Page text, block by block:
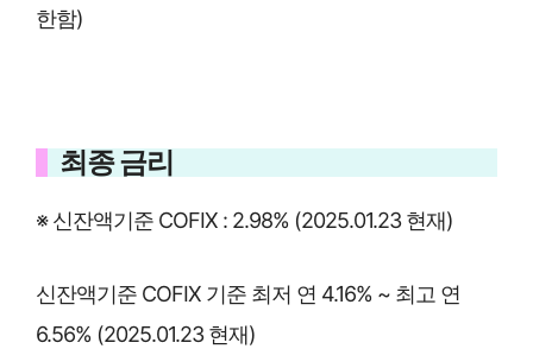
한함)
최종 금리
※ 신잔액기준 COFIX : 2.98% (2025.01.23 현재)
신잔액기준 COFIX 기준 최저 연 4.16% ~ 최고 연
6.56% (2025.01.23 현재)